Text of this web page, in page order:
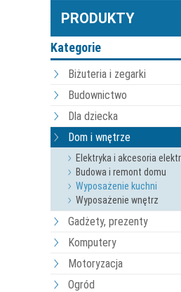
PRODUKTY
Kategorie
Biżuteria i zegarki
Budownictwo
Dla dziecka
Dom i wnętrze
Elektryka i akcesoria
Budowa i remont domu
Wyposażenie kuchni
Wyposażenie wnętrz
Gadżety, prezenty
Komputery
Motoryzacja
Ogród